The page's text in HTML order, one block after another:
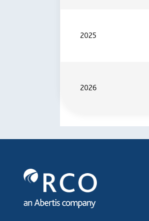
2025
2026